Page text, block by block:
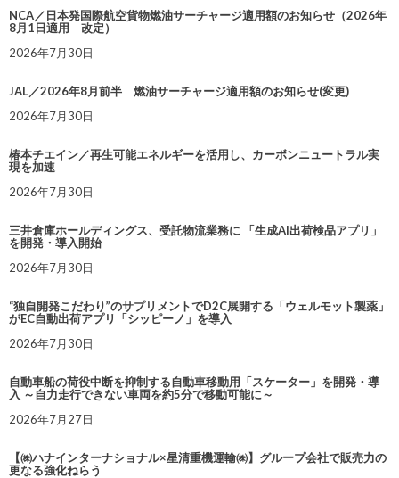
NCA／日本発国際航空貨物燃油サーチャージ適用額のお知らせ（2026年
8月1日適用 改定）
2026年7月30日
JAL／2026年8月前半 燃油サーチャージ適用額のお知らせ(変更)
2026年7月30日
椿本チエイン／再生可能エネルギーを活用し、カーボンニュートラル実
現を加速
2026年7月30日
三井倉庫ホールディングス、受託物流業務に 「生成AI出荷検品アプリ」
を開発・導入開始
2026年7月30日
“独自開発こだわり”のサプリメントでD2C展開する「ウェルモット製薬」
がEC自動出荷アプリ「シッピーノ」を導入
2026年7月30日
自動車船の荷役中断を抑制する自動車移動用「スケーター」を開発・導
入 ～自力走行できない車両を約5分で移動可能に～
2026年7月27日
【㈱ハナインターナショナル×星清重機運輸㈱】グループ会社で販売力の
更なる強化ねらう